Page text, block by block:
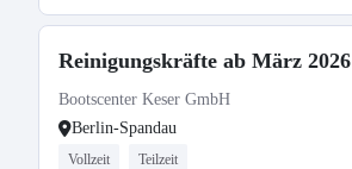
Reinigungskräfte ab März 2026
Bootscenter Keser GmbH
Berlin-Spandau
Vollzeit Teilzeit